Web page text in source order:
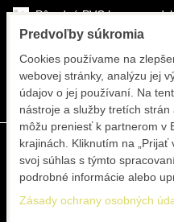
Pôrodné PVC boxy na
Športové systémy
Predvoľby súkromia
Cookies používame na
webovej stránky, analýzu jej
údajov o jej používaní. Na
nástroje a služby tretích
môžu preniesť k partnerom v
krajinách. Kliknutím na „Prijať
svoj súhlas s týmto
podrobné informácie alebo
Zásady ochrany osobných